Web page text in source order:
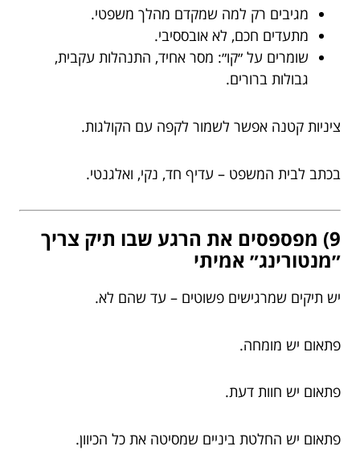
מגיבים רק למה שמקדם מהלך משפטי.
מתעדים חכם, לא אובססיבי.
שומרים על ״קו״: מסר אחיד, התנהלות עקבית,
גבולות ברורים.
ציניות קטנה אפשר לשמור לקפה עם הקולגות.
בכתב לבית המשפט – עדיף חד, נקי, ואלגנטי.
9) מפספסים את הרגע שבו תיק צריך
״מנטורינג״ אמיתי
יש תיקים שמרגישים פשוטים – עד שהם לא.
פתאום יש מומחה.
פתאום יש חוות דעת.
פתאום יש החלטת ביניים שמסיטה את כל הכיוון.